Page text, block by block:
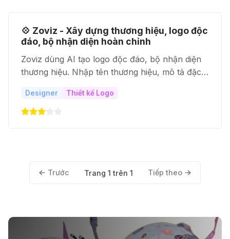
💠 Zoviz - Xây dựng thương hiệu, logo độc
đáo, bộ nhận diện hoàn chỉnh
Zoviz dùng AI tạo logo độc đáo, bộ nhận diện
thương hiệu. Nhập tên thương hiệu, mô tả đặc
từ freelancer đến doanh nghiệp lớn. Giúp xây
dựng hình ảnh thương hiệu toàn diện. Tiết kiệm
Designer Thiết kế Logo
Trước Trang 1 trên 1 Tiếp theo